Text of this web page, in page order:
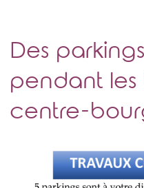
Des
pendant
centre-